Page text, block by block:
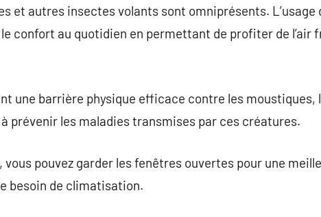
et autres insectes volants sont omniprésents.
confort au quotidien en permettant de profiter de l’air
une barrière physique efficace contre les moustiques,
prévenir les maladies transmises par ces créatures.
pouvez garder les fenêtres ouvertes pour une
besoin de climatisation.